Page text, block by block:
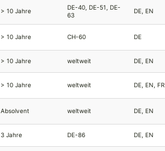
> 10 Jahre
DE-40, DE-51, DE-
63
DE, EN
> 10 Jahre CH-60 DE
> 10 Jahre weltweit DE, EN
> 10 Jahre weltweit DE, EN, FR
Absolvent weltweit DE, EN
3 Jahre DE-86 DE, EN